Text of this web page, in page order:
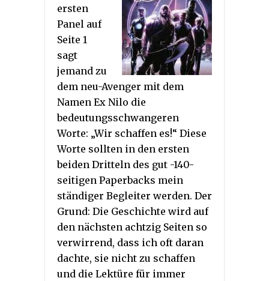
ersten
Panel auf
Seite 1
sagt
jemand zu
dem neu-Avenger mit dem
Namen Ex Nilo die
bedeutungsschwangeren
Worte: „Wir schaffen es!“ Diese
Worte sollten in den ersten
beiden Dritteln des gut -140-
seitigen Paperbacks mein
ständiger Begleiter werden. Der
Grund: Die Geschichte wird auf
den nächsten achtzig Seiten so
verwirrend, dass ich oft daran
dachte, sie nicht zu schaffen
und die Lektüre für immer